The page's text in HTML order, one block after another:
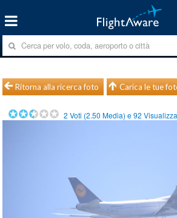
Ritorna alla ricerca foto Carica le tue
2 Voti (2.50 Media) e92